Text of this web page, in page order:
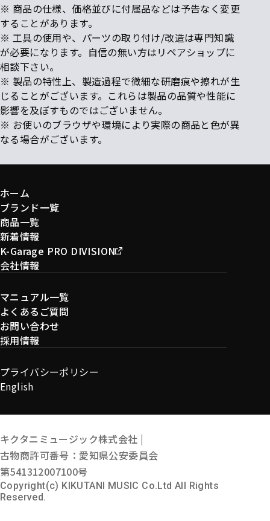
※ 商品の仕様、価格並びに付属品などは予告なく変更
することがあります。
※ 工具の使用や、パーツの取り付け/改造は専門知識
が必要になります。自信の無い方はリペアショップに
相談下さい。
※ 製品の特性上、製造過程で微細な研磨痕や擦れが生
じることがございます。これらは製品の品質や性能に
影響を及ぼすものではございません。
※ お使いのブラウザや環境により実際の商品と色が異
なる場合がございます。
ホーム
ブランド一覧
商品一覧
新着情報
K-Garage PRO DIVISION
会社情報
マニュアル一覧
よくあるご質問
お問い合わせ
採用情報
プライバシーポリシー
English
キクタニミュージック株式会社 |
古物商許可番号：愛知県公安委員会
第541312007100号
Copyright(c) KIKUTANI MUSIC Co.Ltd All Rights
Reserved.